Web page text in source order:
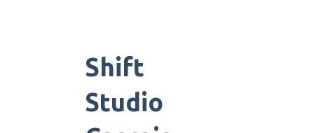
Shift
Studio